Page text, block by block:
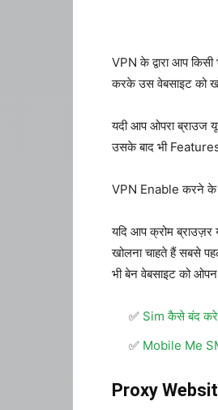
VPN के द्वारा आप
करके उस वेबसाइट को
यदी आप ओपरा ब्राउज
उसके बाद भी
VPN Enable करने के
यदि आप क्रोम
खोलना चाहते हैं सबसे
भी बेन वेबसाइट को
Sim कैसे बंद
Mobile Me
Proxy Website